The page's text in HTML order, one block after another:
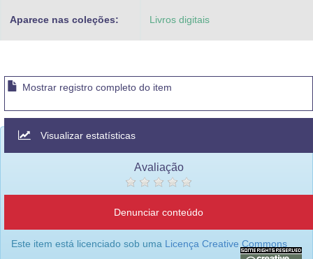
Aparece nas coleções: Livros digitais
Mostrar registro completo do item
Visualizar estatísticas
Avaliação
Denunciar conteúdo
Este item está licenciado sob uma Licença Creative Commons